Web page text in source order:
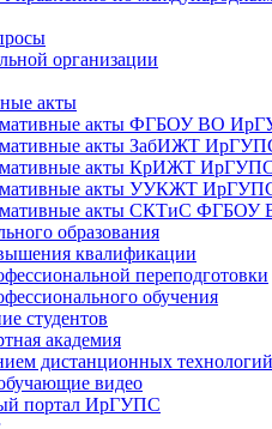
организации
акты
акты ФГБОУ ВО
акты ЗабИЖТ
акты КрИЖТ
акты УУКЖТ
акты СКТиС
образования
квалификации
переподготовки
обучения
студентов
академия
дистанционных технологий
видео
портал ИрГУПС